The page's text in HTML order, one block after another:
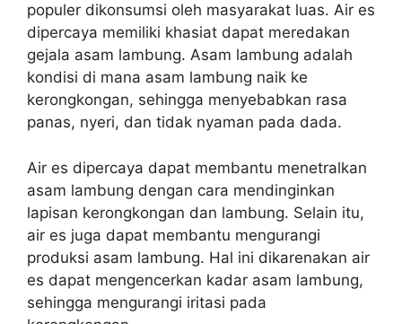
populer dikonsumsi oleh masyarakat luas. Air es
dipercaya memiliki khasiat dapat meredakan
gejala asam lambung. Asam lambung adalah
kondisi di mana asam lambung naik ke
kerongkongan, sehingga menyebabkan rasa
panas, nyeri, dan tidak nyaman pada dada.
Air es dipercaya dapat membantu menetralkan
asam lambung dengan cara mendinginkan
lapisan kerongkongan dan lambung. Selain itu,
air es juga dapat membantu mengurangi
produksi asam lambung. Hal ini dikarenakan air
es dapat mengencerkan kadar asam lambung,
sehingga mengurangi iritasi pada